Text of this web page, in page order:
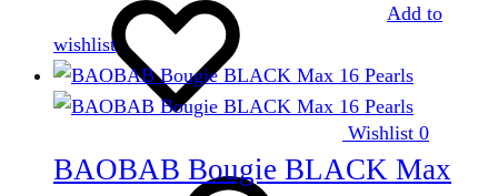
Wishlist 0
Add to
wishlist
BAOBAB Bougie BLACK Max